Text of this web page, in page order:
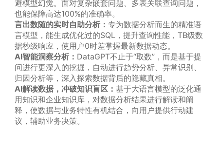
避模型幻觉。面对复杂嵌套问题、多表关联查询问题，
也能保障高达100%的准确率。
言出数随的实时自助分析： 专为数据分析而生的精准语
言模型，能生成优化过的SQL，提升查询性能，TB级数
据秒级响应，使用户0时差掌握最新数据动态。
AI智能洞察分析： DataGPT不止于“取数”，而是基于提
问进行更深入的挖掘，自动进行趋势分析、异常识别、
归因分析等，深入探索数据背后的隐藏真相。
AI解读数据，冲破知识盲区： 基于大语言模型的泛化通
用知识和企业知识库，对数据分析结果进行解读和阐
释，使数据与业务特性有机结合，向用户提供行动建
议，辅助业务决策。